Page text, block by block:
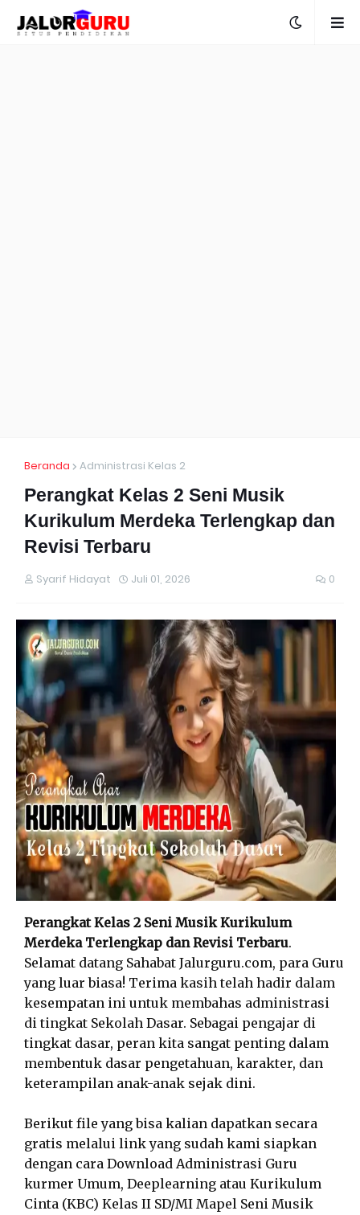
Beranda Administrasi Kelas 2
Perangkat Kelas 2 Seni Musik
Kurikulum Merdeka Terlengkap dan
Revisi Terbaru
Syarif Hidayat Juli 01, 2026 0
Perangkat Kelas 2 Seni Musik Kurikulum
Merdeka Terlengkap dan Revisi Terbaru.
Selamat datang Sahabat Jalurguru.com, para Guru
yang luar biasa! Terima kasih telah hadir dalam
kesempatan ini untuk membahas administrasi
di tingkat Sekolah Dasar. Sebagai pengajar di
tingkat dasar, peran kita sangat penting dalam
membentuk dasar pengetahuan, karakter, dan
keterampilan anak-anak sejak dini.
Berikut file yang bisa kalian dapatkan secara
gratis melalui link yang sudah kami siapkan
dengan cara Download Administrasi Guru
kurmer Umum, Deeplearning atau Kurikulum
Cinta (KBC) Kelas II SD/MI Mapel Seni Musik